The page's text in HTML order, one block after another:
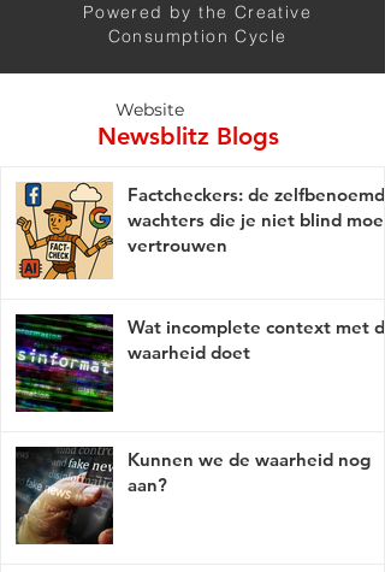
Alle kanalen
Website
Newsblitz Blogs
Factcheckers: de zelfbenoemde
wachters die je niet blind moet
vertrouwen
Wat incomplete context met de
waarheid doet
Kunnen we de waarheid nog
aan?
Powered by the Creative
Consumption Cycle